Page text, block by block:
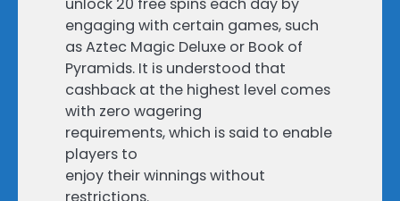
unlock 20 free spins each day by
engaging with certain games, such
as Aztec Magic Deluxe or Book of
Pyramids. It is understood that
cashback at the highest level comes
with zero wagering
requirements, which is said to enable
players to
enjoy their winnings without